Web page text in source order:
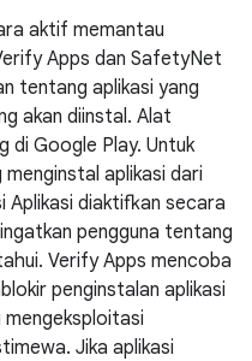
aktif memantau
Apps dan SafetyNet
tentang aplikasi yang
akan diinstal. Alat
di Google Play. Untuk
menginstal aplikasi dari
Aplikasi diaktifkan secara
pengguna tentang
Verify Apps mencoba
penginstalan aplikasi
Jika aplikasi